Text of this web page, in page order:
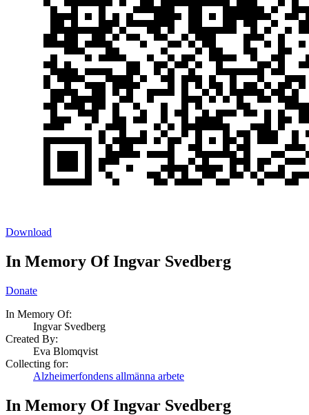
Download
In Memory Of Ingvar Svedberg
Donate
In Memory Of:
Ingvar Svedberg
Created By:
Eva Blomqvist
Collecting for:
Alzheimerfondens allmänna arbete
In Memory Of Ingvar Svedberg